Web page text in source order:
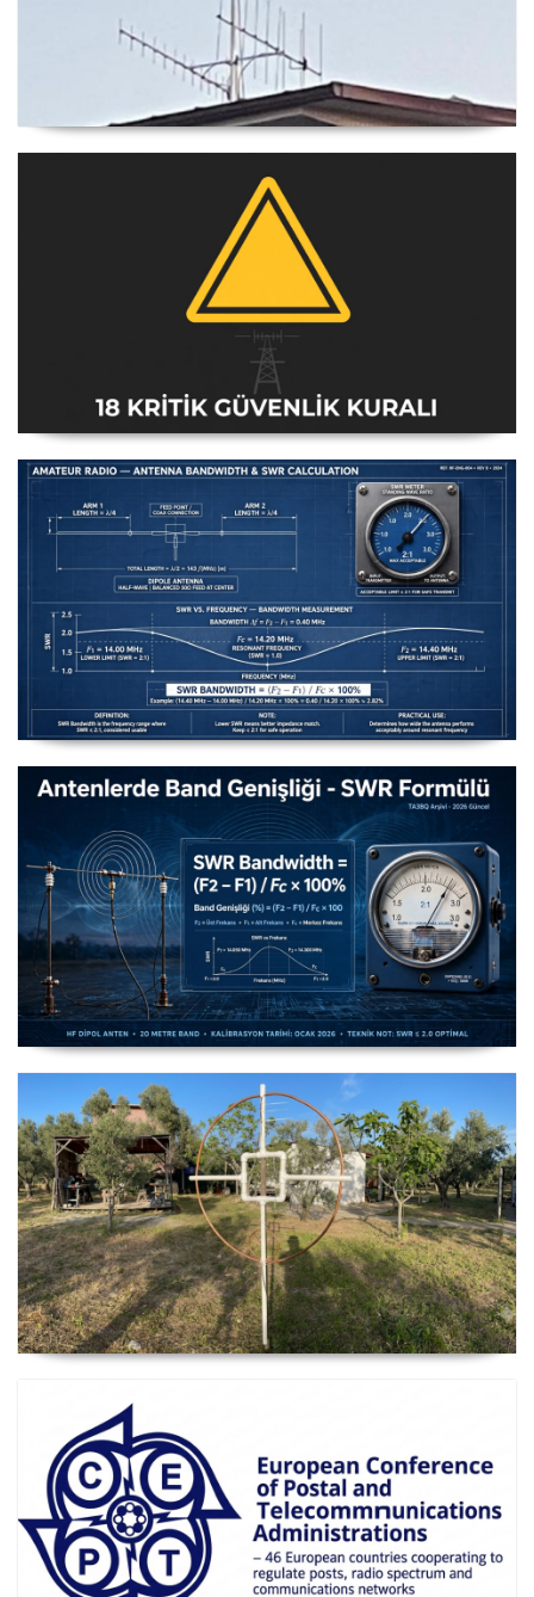
Yagi Anten Yönü Nasıl Belirlenir
Amatör Telsiz İstasyonları Güvenlik Talimatı [18 Kritik
Uzuntel’den Yagi’ye [Longwire’den Yagi-Uda’ya Anten
Antenlerde Band Genişliği SWR Hesaplama Formülü -
Manyetik Lup Anten (Magnetic Loop Antenna)